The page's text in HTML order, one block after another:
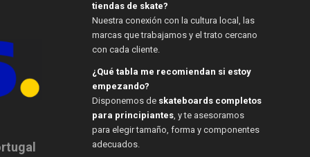
tiendas de skate?
Nuestra conexión con la cultura local, las
marcas que trabajamos y el trato cercano
con cada cliente.
¿Qué tabla me recomiendan si estoy
empezando?
Disponemos de skateboards completos
para principiantes, y te asesoramos
para elegir tamaño, forma y componentes
adecuados.